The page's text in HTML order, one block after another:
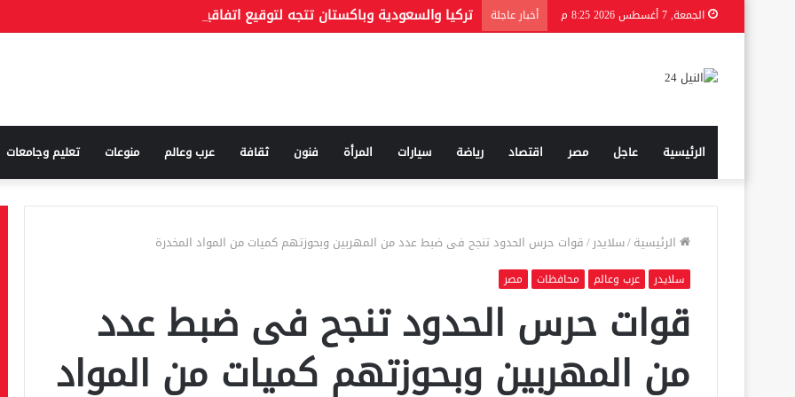
الجمعة, 7 أغسطس 2026 8:25 م أخبار عاجلة تركيا والسعودية وباكستان تتجه لتوقيع اتفاقية دفاع مشترك اليوم
الرئيسية عاجل مصر اقتصاد رياضة سيارات المرأة فنون ثقافة عرب وعالم منوعات تعليم وجامعات
الرئيسية/سلايدر/قوات حرس الحدود تنجح فى ضبط عدد من المهربين وبحوزتهم كميات من المواد المخدرة
سلايدر عرب وعالم محافظات مصر
قوات حرس الحدود تنجح فى ضبط عدد
من المهربين وبحوزتهم كميات من المواد